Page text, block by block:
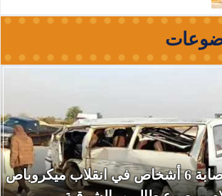
حوادث اليوم.. إصابة 6 أشخاص في انقلاب ميكروباص